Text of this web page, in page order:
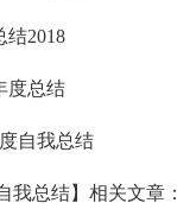
结2018
度总结
自我总结
我总结】相关文章：